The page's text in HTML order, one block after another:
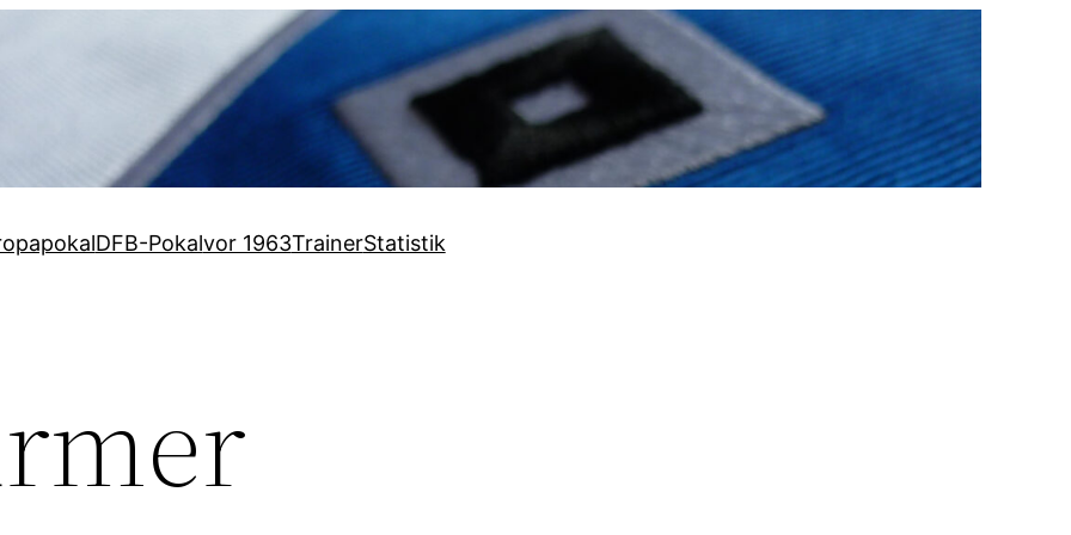
DFB-Pokalvor 1963TrainerStatistik